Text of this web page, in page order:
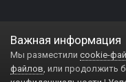
Важная информация
Мы разместили cookie-
файлов, или продолжить